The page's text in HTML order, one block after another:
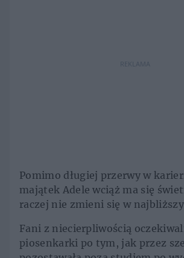
REKLAMA
Pomimo długiej przerwy w
majątek Adele wciąż ma się
raczej nie zmieni się w
Fani z niecierpliwością
piosenkarki po tym, jak przez